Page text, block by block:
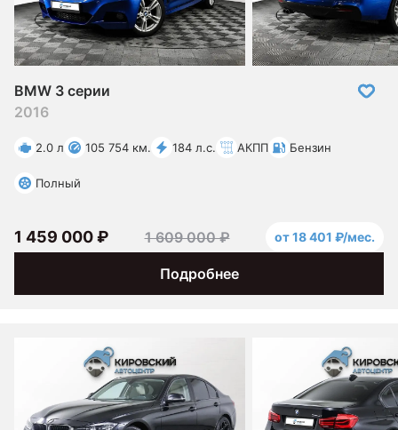
BMW 3 серии
2016
2.0 л 105 754 км. 184 л.с. АКПП Бензин
Полный
Подробнее
1 459 000 ₽ 1 609 000 ₽ от 18 401 ₽/мес.